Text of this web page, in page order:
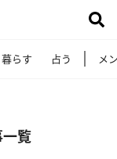
暮らす 占う メ
一覧